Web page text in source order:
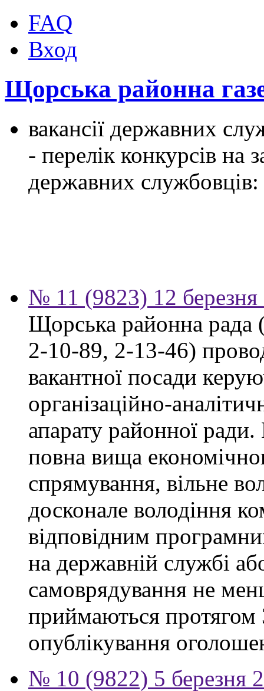
FAQ
Вход
Щорська районна
вакансії державних
- перелік конкурсів на
державних службовців:
№ 11 (9823) 12 березня
Щорська районна рада
2-10-89, 2-13-46)
вакантної посади
організаційно-
апарату районної
повна вища
спрямування, вільне
досконале володіння
відповідним
на державній службі
самоврядування не
приймаються протягом
опублікування
№ 10 (9822) 5 березня